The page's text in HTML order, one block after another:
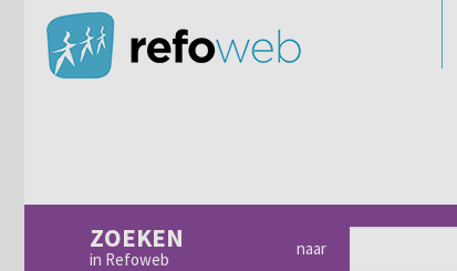
ZOEKEN
in Refoweb
naar